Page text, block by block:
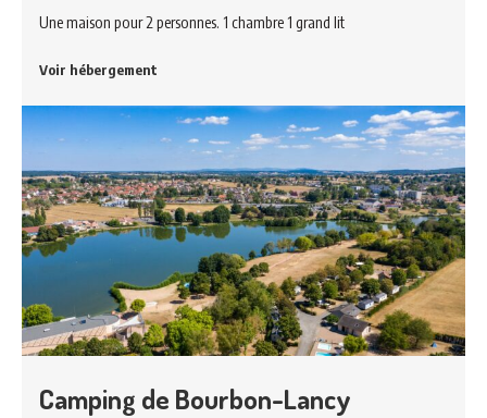
Une maison pour 2 personnes. 1 chambre 1 grand lit
Voir hébergement
Camping de Bourbon-Lancy